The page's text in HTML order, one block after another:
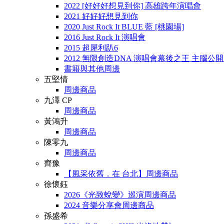
2022 [好好好想見到你] 高雄跨年演唱會
2021 好好好想見到你
2020 Just Rock It BLUE 藍 [桃園場]
2016 Just Rock It 演唱會
2015 超犀利趴6
2012 無限創造DNA 演唱會幕後之王 主腦公
書籍與其他周邊
五堅情
周邊商品
九澤 CP
周邊商品
黃鴻升
周邊商品
陳零九
周邊商品
齊豫
【風采依舊．在 台北】周邊商品
徐懷鈺
2026《光致蛻變》巡演周邊商品
2024 音樂分享會周邊商品
孫盛希